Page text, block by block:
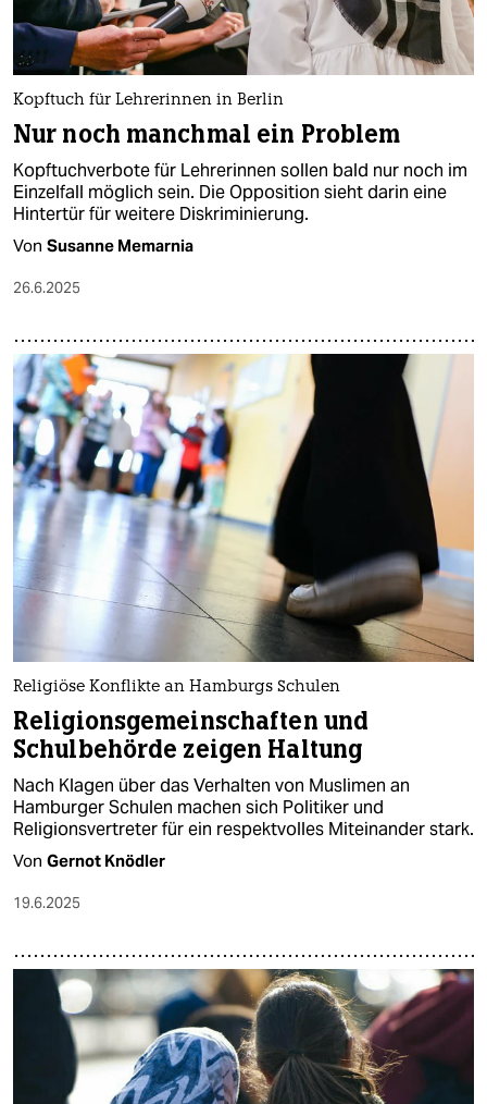
Kopftuch für Lehrerinnen in Berlin
Nur noch manchmal ein Problem
Kopftuchverbote für Lehrerinnen sollen bald nur noch im
Einzelfall möglich sein. Die Opposition sieht darin eine
Hintertür für weitere Diskriminierung.
Von Susanne Memarnia
26.6.2025
Religiöse Konflikte an Hamburgs Schulen
Religionsgemeinschaften und
Schulbehörde zeigen Haltung
Nach Klagen über das Verhalten von Muslimen an
Hamburger Schulen machen sich Politiker und
Religionsvertreter für ein respektvolles Miteinander stark.
Von Gernot Knödler
19.6.2025